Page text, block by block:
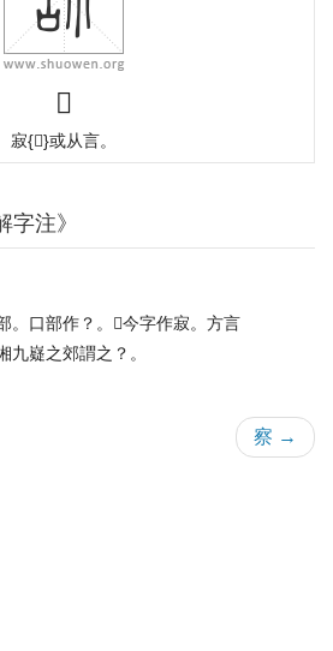
𧧌
寂{𡧯}或从言。
注》
。口部作？。𡧯今字作寂。方言
九嶷之郊謂之？。
察 →